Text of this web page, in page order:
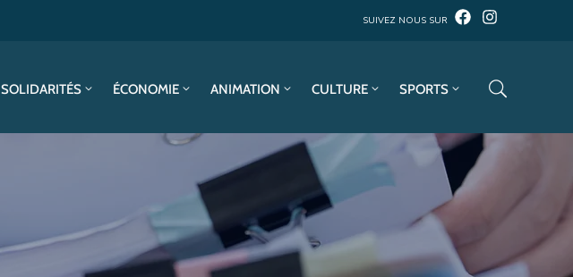
SUIVEZ NOUS SUR
SOLIDARITÉS ÉCONOMIE ANIMATION CULTURE SPORTS